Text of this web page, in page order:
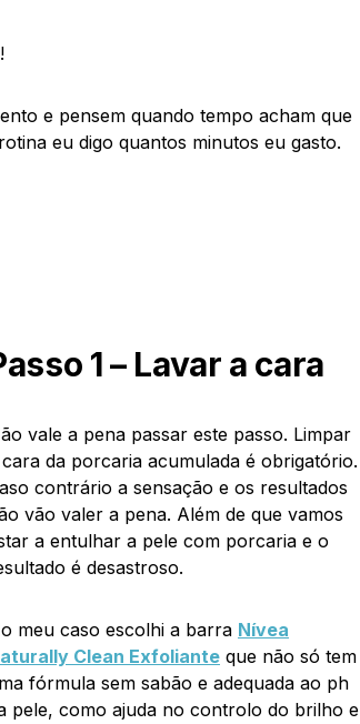
e pensem quando tempo acham que
eu digo quantos minutos eu gasto.
1 – Lavar a cara
vale a pena passar este passo. Limpar
da porcaria acumulada é obrigatório.
contrário a sensação e os resultados
vão valer a pena. Além de que vamos
a entulhar a pele com porcaria e o
é desastroso.
meu caso escolhi a barra Nívea
Clean Exfoliante que não só tem
fórmula sem sabão e adequada ao ph
pele, como ajuda no controlo do brilho e